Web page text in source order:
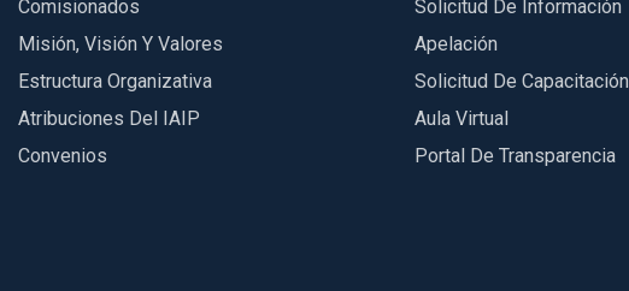
Comisionados
Misión, Visión Y Valores
Estructura Organizativa
Atribuciones Del IAIP
Convenios
Solicitud De Información
Apelación
Solicitud De Capacitación
Aula Virtual
Portal De Transparencia